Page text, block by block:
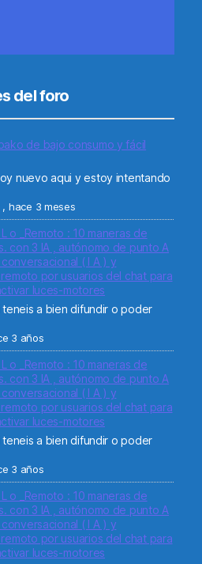
del foro
de bajo consumo y fácil
nuevo aqui y estoy intentando
, hace 3 meses
o _Remoto : 10 maneras de
con 3 IA , autónomo de punto A
( I A ) y
por usuarios del chat para
luces-motores
a bien difundir o poder
3 años
o _Remoto : 10 maneras de
con 3 IA , autónomo de punto A
( I A ) y
por usuarios del chat para
luces-motores
a bien difundir o poder
3 años
o _Remoto : 10 maneras de
con 3 IA , autónomo de punto A
( I A ) y
por usuarios del chat para
luces-motores